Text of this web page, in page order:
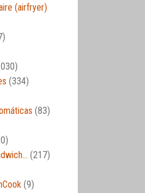
(airfryer)
(334)
(83)
(217)
(9)